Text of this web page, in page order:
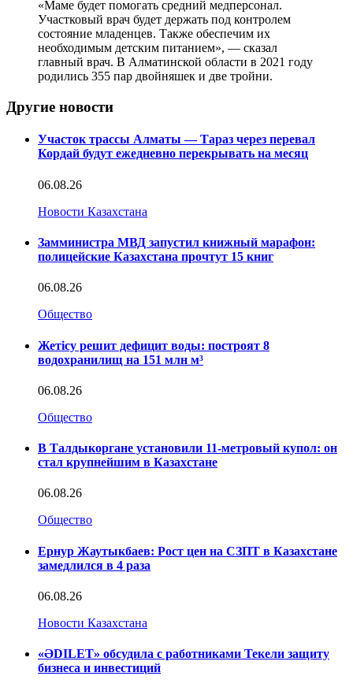
«Маме будет помогать средний медперсонал.
Участковый врач будет держать под контролем
состояние младенцев. Также обеспечим их
необходимым детским питанием», — сказал
главный врач. В Алматинской области в 2021 году
родились 355 пар двойняшек и две тройни.
Другие новости
Участок трассы Алматы — Тараз через перевал
Кордай будут ежедневно перекрывать на месяц
06.08.26
Новости Казахстана
Замминистра МВД запустил книжный марафон:
полицейские Казахстана прочтут 15 книг
06.08.26
Общество
Жетісу решит дефицит воды: построят 8
водохранилищ на 151 млн м³
06.08.26
Общество
В Талдыкоргане установили 11-метровый купол: он
стал крупнейшим в Казахстане
06.08.26
Общество
Ернур Жаутыкбаев: Рост цен на СЗПТ в Казахстане
замедлился в 4 раза
06.08.26
Новости Казахстана
«ӘDILET» обсудила с работниками Текели защиту
бизнеса и инвестиций